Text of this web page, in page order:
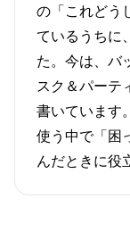
の「これどう
ているうちに
た。今は、バ
スク＆パーテ
書いています
使う中で「困
んだときに役